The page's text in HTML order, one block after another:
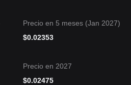
Precio en 5 meses (Jan 2027)
$0.02353
Precio en 2027
$0.02475